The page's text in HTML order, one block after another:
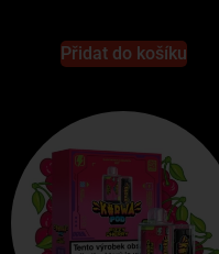
Přidat do košíku